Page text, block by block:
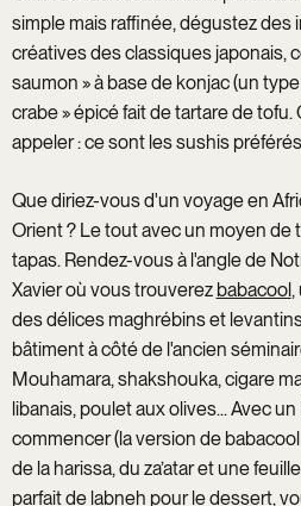
simple mais raffinée, dégustez
créatives des classiques japonais,
saumon » à base de konjac (un
crabe » épicé fait de tartare de
appeler : ce sont les sushis préférés
Que diriez-vous d'un voyage en
Orient ? Le tout avec un moyen de
tapas. Rendez-vous à l'angle de
Xavier où vous trouverez babacool,
des délices maghrébins et
bâtiment à côté de l'ancien
Mouhamara, shakshouka, cigare
libanais, poulet aux olives... Avec
commencer (la version de
de la harissa, du za’atar et une
parfait de labneh pour le dessert,